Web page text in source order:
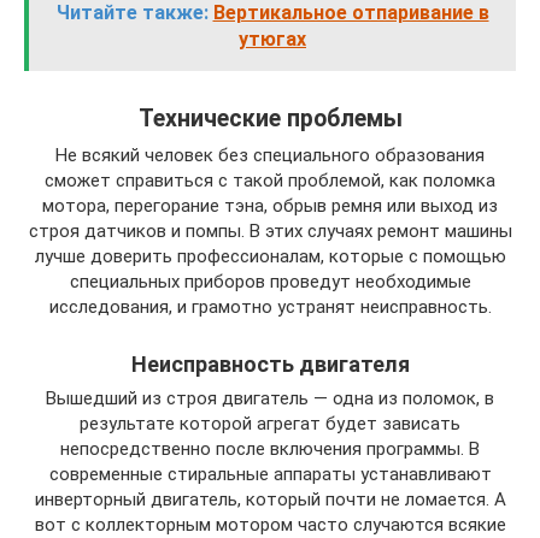
Читайте также: Вертикальное отпаривание в
утюгах
Технические проблемы
Не всякий человек без специального образования
сможет справиться с такой проблемой, как поломка
мотора, перегорание тэна, обрыв ремня или выход из
строя датчиков и помпы. В этих случаях ремонт машины
лучше доверить профессионалам, которые с помощью
специальных приборов проведут необходимые
исследования, и грамотно устранят неисправность.
Неисправность двигателя
Вышедший из строя двигатель — одна из поломок, в
результате которой агрегат будет зависать
непосредственно после включения программы. В
современные стиральные аппараты устанавливают
инверторный двигатель, который почти не ломается. А
вот с коллекторным мотором часто случаются всякие